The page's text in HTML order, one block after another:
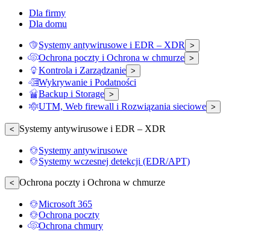
Dla firmy
Dla domu
Systemy antywirusowe i EDR – XDR >
Ochrona poczty i Ochrona w chmurze >
Kontrola i Zarządzanie >
Wykrywanie i Podatności
Backup i Storage >
UTM, Web firewall i Rozwiązania sieciowe >
< Systemy antywirusowe i EDR – XDR
Systemy antywirusowe
Systemy wczesnej detekcji (EDR/APT)
< Ochrona poczty i Ochrona w chmurze
Microsoft 365
Ochrona poczty
Ochrona chmury